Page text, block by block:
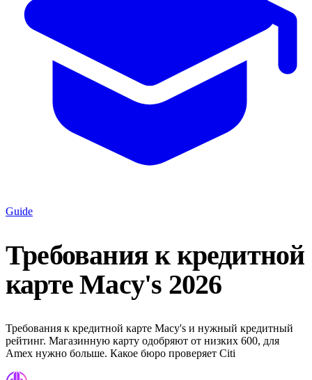
Guide
Требования к кредитной
карте Macy's 2026
Требования к кредитной карте Macy's и нужный кредитный
рейтинг. Магазинную карту одобряют от низких 600, для
Amex нужно больше. Какое бюро проверяет Citi